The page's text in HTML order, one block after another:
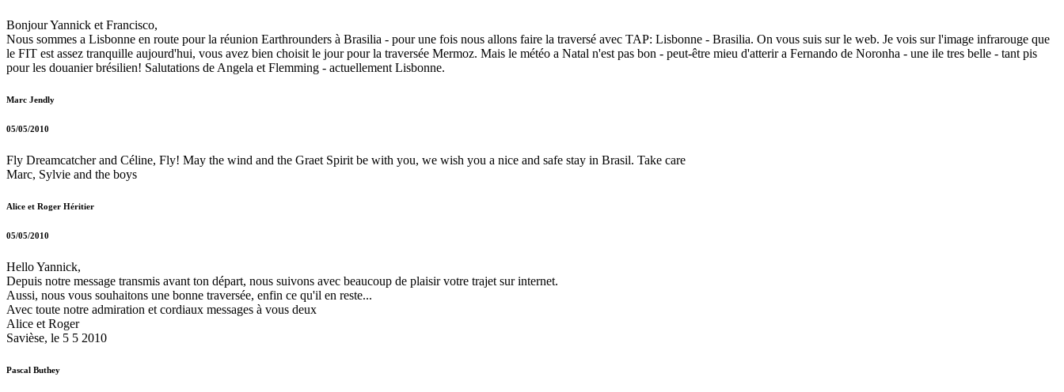
Bonjour Yannick et Francisco,
Nous sommes a Lisbonne en route pour la réunion Earthrounders à Brasilia - pour une fois nous allons faire la traversé avec TAP: Lisbonne - Brasilia. On vous suis sur le web. Je vois sur l'image infrarouge que
le FIT est assez tranquille aujourd'hui, vous avez bien choisit le jour pour la traversée Mermoz. Mais le météo a Natal n'est pas bon - peut-être mieu d'atterir a Fernando de Noronha - une ile tres belle - tant pis
pour les douanier brésilien! Salutations de Angela et Flemming - actuellement Lisbonne.
Marc Jendly
05/05/2010
Fly Dreamcatcher and Céline, Fly! May the wind and the Graet Spirit be with you, we wish you a nice and safe stay in Brasil. Take care
Marc, Sylvie and the boys
Alice et Roger Héritier
05/05/2010
Hello Yannick,
Depuis notre message transmis avant ton départ, nous suivons avec beaucoup de plaisir votre trajet sur internet.
Aussi, nous vous souhaitons une bonne traversée, enfin ce qu'il en reste...
Avec toute notre admiration et cordiaux messages à vous deux
Alice et Roger
Savièse, le 5 5 2010
Pascal Buthey